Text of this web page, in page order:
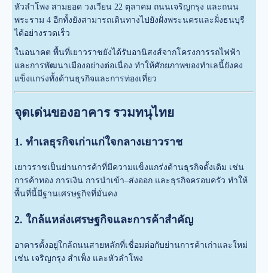
หัวลำโพง สามยอด วงเวียน 22 ตุลาคม ถนนเจริญกรุง และถนน
พระราม 4 อีกทั้งยังสามารถเดินทางไปยังฝั่งพระนครและฝั่งธนบุรี
ได้อย่างรวดเร็ว
ในอนาคต พื้นที่เยาวราชยังได้รับอานิสงส์จากโครงการรถไฟฟ้า
และการพัฒนาเมืองอย่างต่อเนื่อง ทำให้ศักยภาพของทำเลนี้ยังคง
แข็งแกร่งทั้งด้านธุรกิจและการท่องเที่ยว
จุดเด่นของอาคาร รวมทนุไทย
1. ทำเลธุรกิจเก่าแก่ใจกลางเยาวราช
เยาวราชเป็นย่านการค้าที่มีความแข็งแกร่งด้านธุรกิจดั้งเดิม เช่น
การค้าทอง การเงิน การนำเข้า–ส่งออก และธุรกิจครอบครัว ทำให้
พื้นที่นี้มีฐานเศรษฐกิจที่มั่นคง
2. ใกล้แหล่งเศรษฐกิจและการค้าสำคัญ
อาคารตั้งอยู่ใกล้ถนนสายหลักที่เชื่อมต่อกับย่านการค้าเก่าและใหม่
เช่น เจริญกรุง สำเพ็ง และหัวลำโพง